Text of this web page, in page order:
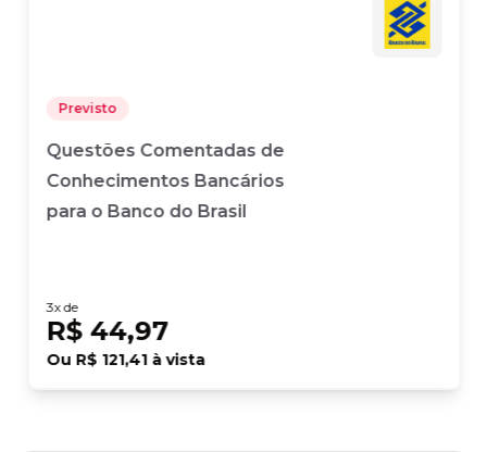
Previsto
Questões Comentadas de
Conhecimentos Bancários
para o Banco do Brasil
3x de
R$ 44,97
Ou R$ 121,41à vista